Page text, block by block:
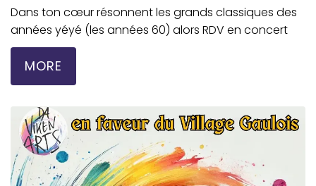
Dans ton cœur résonnent les grands classiques des
années yéyé (les années 60) alors RDV en concert
MORE